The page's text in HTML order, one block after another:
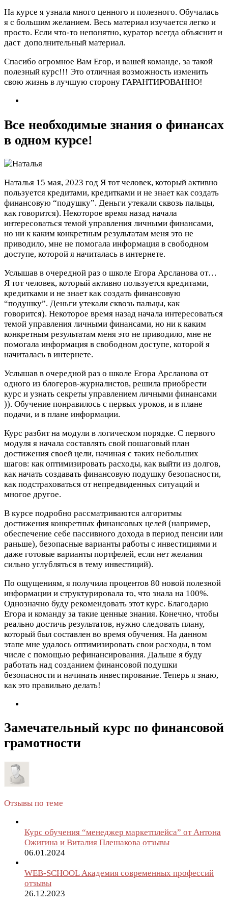
На курсе я узнала много ценного и полезного. Обучалась
я с большим желанием. Весь материал изучается легко и
просто. Если что-то непонятно, куратор всегда объяснит и
даст дополнительный материал.
Спасибо огромное Вам Егор, и вашей команде, за такой
полезный курс!!! Это отличная возможность изменить
свою жизнь в лучшую сторону ГАРАНТИРОВАННО!
Все необходимые знания о финансах
в одном курсе!
Наталья 15 мая, 2023 год Я тот человек, который активно
пользуется кредитами, кредитками и не знает как создать
финансовую “подушку”. Деньги утекали сквозь пальцы,
как говорится). Некоторое время назад начала
интересоваться темой управления личными финансами,
но ни к каким конкретным результатам меня это не
приводило, мне не помогала информация в свободном
доступе, которой я начиталась в интернете.
Услышав в очередной раз о школе Егора Арсланова от…
Я тот человек, который активно пользуется кредитами,
кредитками и не знает как создать финансовую
“подушку”. Деньги утекали сквозь пальцы, как
говорится). Некоторое время назад начала интересоваться
темой управления личными финансами, но ни к каким
конкретным результатам меня это не приводило, мне не
помогала информация в свободном доступе, которой я
начиталась в интернете.
Услышав в очередной раз о школе Егора Арсланова от
одного из блогеров-журналистов, решила приобрести
курс и узнать секреты управлением личными финансами
)). Обучение понравилось с первых уроков, и в плане
подачи, и в плане информации.
Курс разбит на модули в логическом порядке. С первого
модуля я начала составлять свой пошаговый план
достижения своей цели, начиная с таких небольших
шагов: как оптимизировать расходы, как выйти из долгов,
как начать создавать финансовую подушку безопасности,
как подстраховаться от непредвиденных ситуаций и
многое другое.
В курсе подробно рассматриваются алгоритмы
достижения конкретных финансовых целей (например,
обеспечение себе пассивного дохода в период пенсии или
раньше), безопасные варианты работы с инвестициями и
даже готовые варианты портфелей, если нет желания
сильно углубляться в тему инвестиций).
По ощущениям, я получила процентов 80 новой полезной
информации и структурировала то, что знала на 100%.
Однозначно буду рекомендовать этот курс. Благодарю
Егора и команду за такие ценные знания. Конечно, чтобы
реально достичь результатов, нужно следовать плану,
который был составлен во время обучения. На данном
этапе мне удалось оптимизировать свои расходы, в том
числе с помощью рефинансирования. Дальше я буду
работать над созданием финансовой подушки
безопасности и начинать инвестирование. Теперь я знаю,
как это правильно делать!
Замечательный курс по финансовой
грамотности
Отзывы по теме
Курс обучения “менеджер маркетплейса” от Антона
Ожигина и Виталия Плешакова отзывы
06.01.2024
WEB-SCHOOL Академия современных профессий
отзывы
26.12.2023